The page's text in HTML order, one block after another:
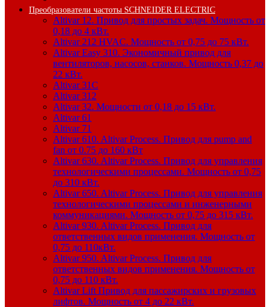
Преобразователи частоты SCHNEIDER ELECTRIC
Altivar 12. Привод для простых задач. Мощность от
0,18 до 4 кВт.
Altivar 212 HVAC. Мощность от 0,75 до 75 кВт.
Altivar Easy 310. Экономичный привод для
вентиляторов, насосов, станков. Мощность 0,37 до
22 кВт.
Altivar 31C
Altivar 312
Altivar 32. Мощности от 0,18 до 15 кВт.
Altivar 61
Altivar 71
Altivar 610. Altivar Process. Привод для pump and
fan от 0.75 до 160 кВт
Altivar 630. Altivar Process. Привод для управления
технологическими процессами. Мощность от 0,75
до 310 кВт.
Altivar 650. Altivar Process. Привод для управления
технологическими процессами и инженерными
коммуникациями. Мощность от 0,75 до 315 кВт.
Altivar 930. Altivar Process. Привод для
ответственных видов применения. Мощность от
0,75 до 110кВт.
Altivar 950. Altivar Process. Привод для
ответственных видов применения. Мощность от
0,75 до 110 кВт.
Altivar Lift Привод для пассажирских и грузовых
лифтов. Мощность от 4 до 22 кВт.